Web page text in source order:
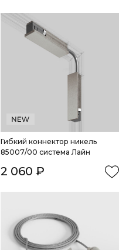
Гибкий коннектор никель
85007/00 система Лайн
2 060 ₽